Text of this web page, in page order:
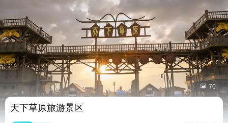
 70
天下草原旅游景区